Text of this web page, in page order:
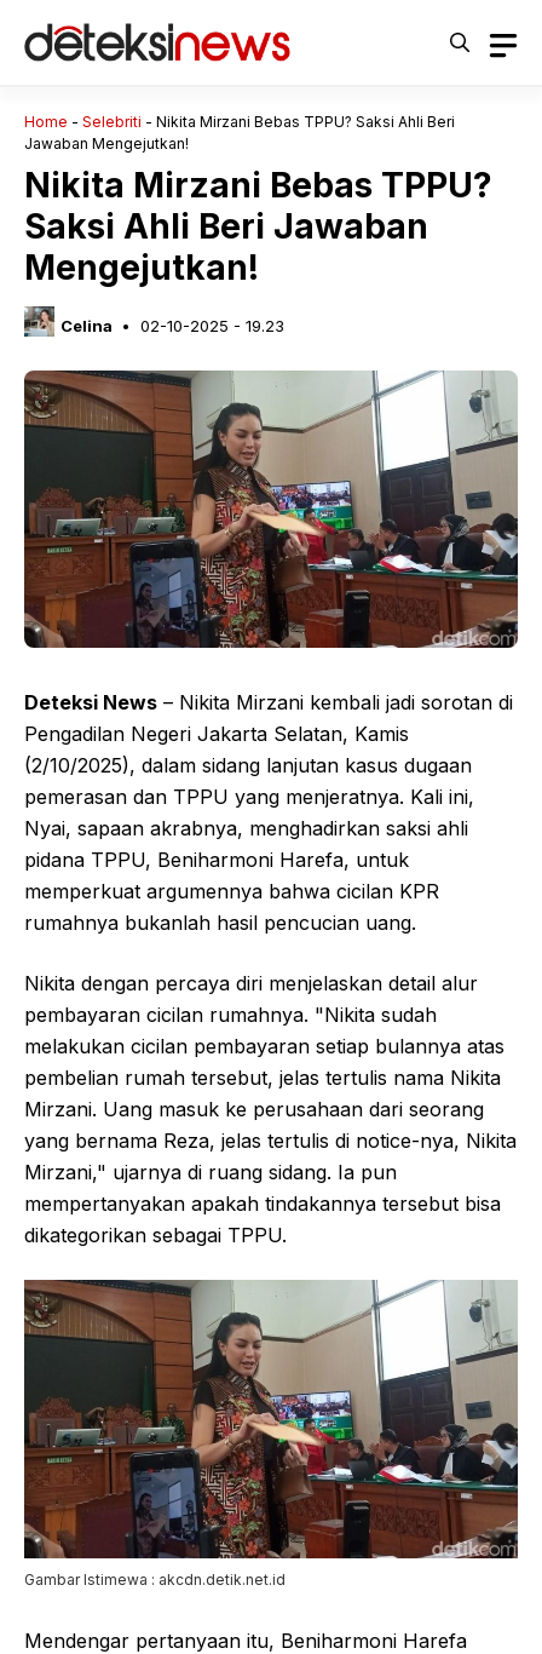
Home - Selebriti - Nikita Mirzani Bebas TPPU? Saksi Ahli Beri
Jawaban Mengejutkan!
Nikita Mirzani Bebas TPPU?
Saksi Ahli Beri Jawaban
Mengejutkan!
Celina 02-10-2025 - 19.23
Deteksi News – Nikita Mirzani kembali jadi sorotan di
Pengadilan Negeri Jakarta Selatan, Kamis
(2/10/2025), dalam sidang lanjutan kasus dugaan
pemerasan dan TPPU yang menjeratnya. Kali ini,
Nyai, sapaan akrabnya, menghadirkan saksi ahli
pidana TPPU, Beniharmoni Harefa, untuk
memperkuat argumennya bahwa cicilan KPR
rumahnya bukanlah hasil pencucian uang.
Nikita dengan percaya diri menjelaskan detail alur
pembayaran cicilan rumahnya. "Nikita sudah
melakukan cicilan pembayaran setiap bulannya atas
pembelian rumah tersebut, jelas tertulis nama Nikita
Mirzani. Uang masuk ke perusahaan dari seorang
yang bernama Reza, jelas tertulis di notice-nya, Nikita
Mirzani," ujarnya di ruang sidang. Ia pun
mempertanyakan apakah tindakannya tersebut bisa
dikategorikan sebagai TPPU.
Gambar Istimewa : akcdn.detik.net.id
Mendengar pertanyaan itu, Beniharmoni Harefa